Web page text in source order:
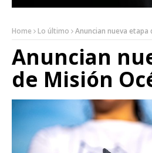
Home Lo último Anuncian nueva etapa
Anuncian
de Misión